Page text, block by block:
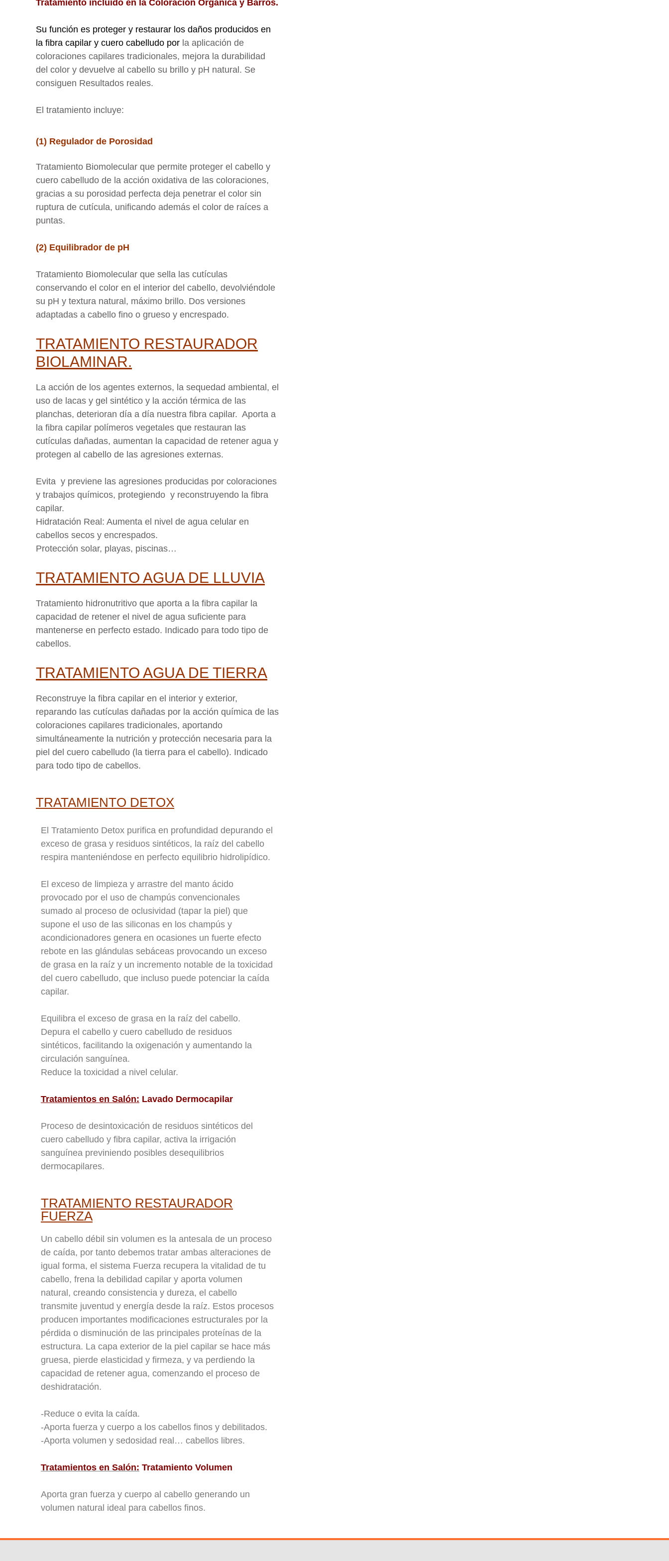
Tratamiento incluido en la Coloración Orgánica y Barros.
Su función es proteger y restaurar los daños producidos en
la fibra capilar y cuero cabelludo por la aplicación de
coloraciones capilares tradicionales, mejora la durabilidad
del color y devuelve al cabello su brillo y pH natural. Se
consiguen Resultados reales.
El tratamiento incluye:
(1) Regulador de Porosidad
Tratamiento Biomolecular que permite proteger el cabello y
cuero cabelludo de la acción oxidativa de las coloraciones,
gracias a su porosidad perfecta deja penetrar el color sin
ruptura de cutícula, unificando además el color de raíces a
puntas.
(2) Equilibrador de pH
Tratamiento Biomolecular que sella las cutículas
conservando el color en el interior del cabello, devolviéndole
su pH y textura natural, máximo brillo. Dos versiones
adaptadas a cabello fino o grueso y encrespado.
TRATAMIENTO RESTAURADOR
BIOLAMINAR.
La acción de los agentes externos, la sequedad ambiental, el
uso de lacas y gel sintético y la acción térmica de las
planchas, deterioran día a día nuestra fibra capilar. Aporta a
la fibra capilar polímeros vegetales que restauran las
cutículas dañadas, aumentan la capacidad de retener agua y
protegen al cabello de las agresiones externas.
Evita y previene las agresiones producidas por coloraciones
y trabajos químicos, protegiendo y reconstruyendo la fibra
capilar.
Hidratación Real: Aumenta el nivel de agua celular en
cabellos secos y encrespados.
Protección solar, playas, piscinas…
TRATAMIENTO AGUA DE LLUVIA
Tratamiento hidronutritivo que aporta a la fibra capilar la
capacidad de retener el nivel de agua suficiente para
mantenerse en perfecto estado. Indicado para todo tipo de
cabellos.
TRATAMIENTO AGUA DE TIERRA
Reconstruye la fibra capilar en el interior y exterior,
reparando las cutículas dañadas por la acción química de las
coloraciones capilares tradicionales, aportando
simultáneamente la nutrición y protección necesaria para la
piel del cuero cabelludo (la tierra para el cabello). Indicado
para todo tipo de cabellos.
TRATAMIENTO DETOX
El Tratamiento Detox purifica en profundidad depurando el
exceso de grasa y residuos sintéticos, la raíz del cabello
respira manteniéndose en perfecto equilibrio hidrolipídico.
El exceso de limpieza y arrastre del manto ácido
provocado por el uso de champús convencionales
sumado al proceso de oclusividad (tapar la piel) que
supone el uso de las siliconas en los champús y
acondicionadores genera en ocasiones un fuerte efecto
rebote en las glándulas sebáceas provocando un exceso
de grasa en la raíz y un incremento notable de la toxicidad
del cuero cabelludo, que incluso puede potenciar la caída
capilar.
Equilibra el exceso de grasa en la raíz del cabello.
Depura el cabello y cuero cabelludo de residuos
sintéticos, facilitando la oxigenación y aumentando la
circulación sanguínea.
Reduce la toxicidad a nivel celular.
Tratamientos en Salón: Lavado Dermocapilar
Proceso de desintoxicación de residuos sintéticos del
cuero cabelludo y fibra capilar, activa la irrigación
sanguínea previniendo posibles desequilibrios
dermocapilares.
TRATAMIENTO RESTAURADOR
FUERZA
Un cabello débil sin volumen es la antesala de un proceso
de caída, por tanto debemos tratar ambas alteraciones de
igual forma, el sistema Fuerza recupera la vitalidad de tu
cabello, frena la debilidad capilar y aporta volumen
natural, creando consistencia y dureza, el cabello
transmite juventud y energía desde la raíz. Estos procesos
producen importantes modificaciones estructurales por la
pérdida o disminución de las principales proteínas de la
estructura. La capa exterior de la piel capilar se hace más
gruesa, pierde elasticidad y firmeza, y va perdiendo la
capacidad de retener agua, comenzando el proceso de
deshidratación.
-Reduce o evita la caída.
-Aporta fuerza y cuerpo a los cabellos finos y debilitados.
-Aporta volumen y sedosidad real… cabellos libres.
Tratamientos en Salón: Tratamiento Volumen
Aporta gran fuerza y cuerpo al cabello generando un
volumen natural ideal para cabellos finos.